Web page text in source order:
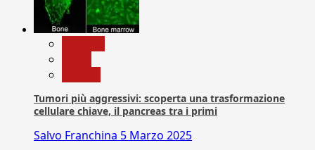
Tumori più aggressivi: scoperta una trasformazione
cellulare chiave, il pancreas tra i primi
Salvo Franchina 5 Marzo 2025